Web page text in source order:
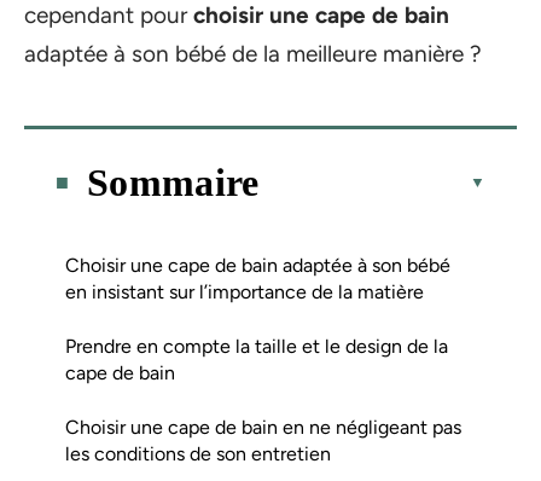
cependant pourchoisir une cape de bain
adaptée à son bébé de la meilleure manière ?
Sommaire
Choisir une cape de bain adaptée à son bébé
en insistant sur l’importance de la matière
Prendre en compte la taille et le design de la
cape de bain
Choisir une cape de bain en ne négligeant pas
les conditions de son entretien